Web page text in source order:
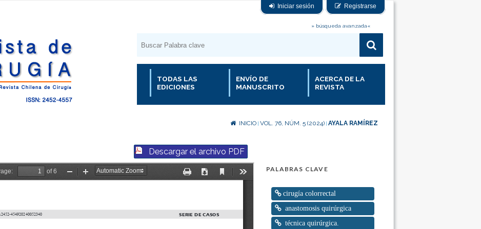
Iniciar sesión Registrarse
» búsqueda avanzada«
TODAS LAS
EDICIONES
ENVÍO DE
MANUSCRITO
ACERCA DE LA
REVISTA
INICIO VOL. 76, NÚM. 5 (2024) AYALA RAMÍREZ
PALABRAS CLAVE
cirugía colorrectal
anastomosis quirúrgica
técnica quirúrgica.
Descargar el archivo PDF